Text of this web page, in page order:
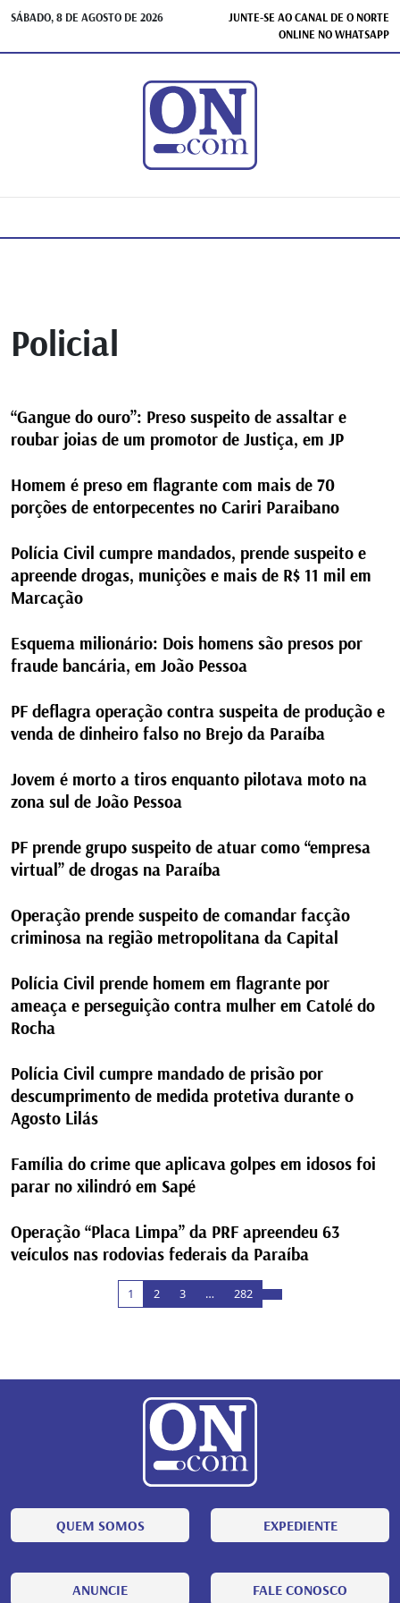
SÁBADO, 8 DE AGOSTO DE 2026
JUNTE-SE AO CANAL DE O NORTE
ONLINE NO WHATSAPP
Policial
“Gangue do ouro”: Preso suspeito de assaltar e
roubar joias de um promotor de Justiça, em JP
Homem é preso em flagrante com mais de 70
porções de entorpecentes no Cariri Paraibano
Polícia Civil cumpre mandados, prende suspeito e
apreende drogas, munições e mais de R$ 11 mil em
Marcação
Esquema milionário: Dois homens são presos por
fraude bancária, em João Pessoa
PF deflagra operação contra suspeita de produção e
venda de dinheiro falso no Brejo da Paraíba
Jovem é morto a tiros enquanto pilotava moto na
zona sul de João Pessoa
PF prende grupo suspeito de atuar como “empresa
virtual” de drogas na Paraíba
Operação prende suspeito de comandar facção
criminosa na região metropolitana da Capital
Polícia Civil prende homem em flagrante por
ameaça e perseguição contra mulher em Catolé do
Rocha
Polícia Civil cumpre mandado de prisão por
descumprimento de medida protetiva durante o
Agosto Lilás
Família do crime que aplicava golpes em idosos foi
parar no xilindró em Sapé
Operação “Placa Limpa” da PRF apreendeu 63
veículos nas rodovias federais da Paraíba
1 2 3 … 282
QUEM SOMOS EXPEDIENTE
ANUNCIE FALE CONOSCO